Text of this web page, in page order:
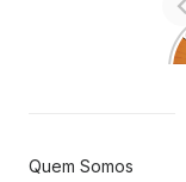
Quem Somos